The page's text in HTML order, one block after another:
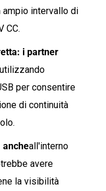
ampio intervallo di
CC.
i partner
per consentire
di continuità
ancheall'interno
avere
la visibilità